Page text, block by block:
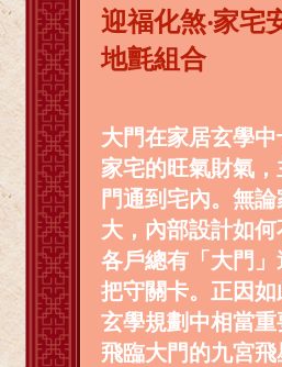
迎福化煞‧家宅
地氈組合
大門在家居玄學中
家宅的旺氣財氣
門通到宅內。無
大，內部設計如
各戶總有「大門
把守關卡。正因
玄學規劃中相當
飛臨大門的九宮